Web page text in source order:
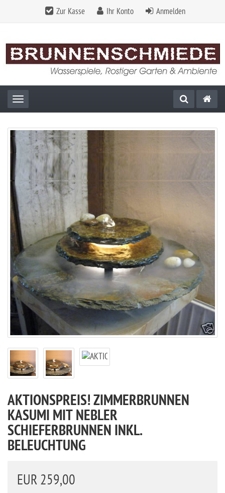
Zur Kasse Ihr Konto Anmelden
Toggle navigation
AKTIONSPREIS! ZIMMERBRUNNEN
KASUMI MIT NEBLER
SCHIEFERBRUNNEN INKL.
BELEUCHTUNG
EUR 259,00